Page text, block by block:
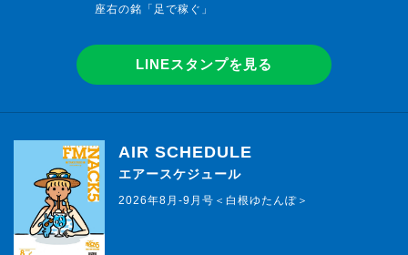
座右の銘「足で稼ぐ」
LINEスタンプを見る
AIR SCHEDULE
エアースケジュール
2026年8月-9月号＜白根ゆたんぽ＞